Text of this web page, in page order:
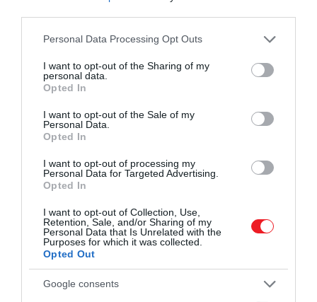
Please note that this website/app uses one or more Google
not limited to your visit or usage behaviour. You may click to
grant or deny consent to Google and its third-party tags to
use your data for below specified purposes in below Google
consent section.
Personal Data Processing Opt Outs
I want to opt-out of the Sharing of my
personal data.
Opted In
I want to opt-out of the Sale of my
Personal Data.
Opted In
I want to opt-out of processing my
Personal Data for Targeted Advertising.
Opted In
I want to opt-out of Collection, Use,
Retention, Sale, and/or Sharing of my
Personal Data that Is Unrelated with the
Purposes for which it was collected.
Opted Out
Google consents
idők egyik legsikeresebb filmje
– mondta, majd hozzátette, hogy véleménye szerint
egy film kereskedelmi sikere nem zárhatja ki a
díjátadón való elismerését.
Sokan nem tudják, ám a Bosszúállók: Végjáték
minden idők második legnagyobb bevételt hozó
közel 2,8 milliárd dollárral (a James Cameron által
rendezettAvatarután).
Ajánljuk figyelmedbe!A Marvel vezetője pontosan
tudja, miért untak rá az emberek a stúdió filmjeire